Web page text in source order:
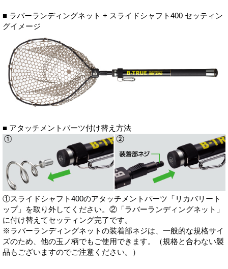
■ ラバーランディングネット + スライドシャフト400 セッティン
グイメージ
■ アタッチメントパーツ付け替え方法
①スライドシャフト400のアタッチメントパーツ「リカバリート
ップ」を取り外してください。②「ラバーランディングネット」
に付け替えてセッティング完了です。
※ラバーランディングネットの装着部ネジは、一般的な規格サイ
ズのため、他の玉ノ柄でもご使用できます。（規格と合わない製
品もございますのでご注意ください。）